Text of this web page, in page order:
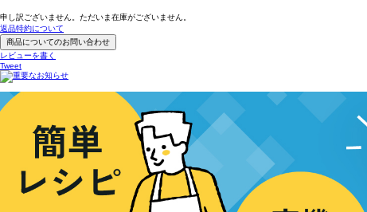
申し訳ございません。ただいま在庫がございません。
返品特約について
商品についてのお問い合わせ
レビューを書く
Tweet